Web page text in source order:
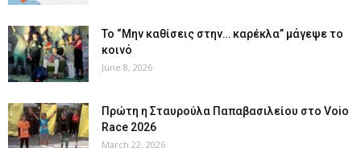
Το “Μην καθίσεις στην… καρέκλα” μάγεψε το
κοινό
June 8, 2026
Πρώτη η Σταυρούλα Παπαβασιλείου στο Voio
Race 2026
March 22, 2026